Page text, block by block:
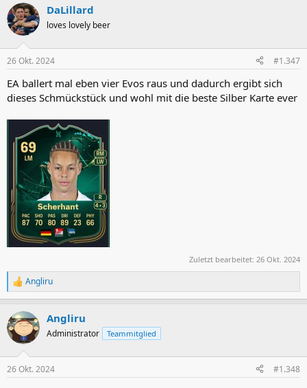
DaLillard
loves lovely beer
26 Okt. 2024 #1.347
EA ballert mal eben vier Evos raus und dadurch ergibt sich
dieses Schmückstück und wohl mit die beste Silber Karte ever
Zuletzt bearbeitet: 26 Okt. 2024
R
e
k
t
i
e
Angliru
Angliru
Administrator Teammitglied
26 Okt. 2024 #1.348